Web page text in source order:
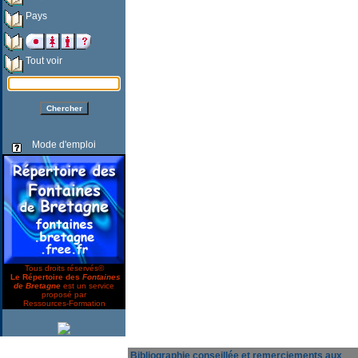
Pays
Tout voir
Mode d'emploi
Tous droits réservés©
Le Répertoire des Fontaines
de Bretagne est un service
proposé par
Ressources-Formation
Bibliographie conseillée et remerciements aux